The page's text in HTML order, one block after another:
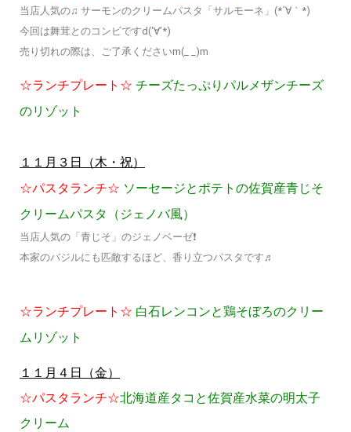
当店人気の♫ サーモンのクリームパスタ「サルモーネ」(*´∀｀*)
今回は舞茸とのコンビですd(‘∀’*)
売り切れの際は、ご了承くださいm(_ _)m
☆ランチプレート☆ チーズたっぷりパルメザンチーズ
のリゾット
１１月３日（木・祝）
☆パスタランチ☆ ソーセージとポテトの佐賀産青じそ
クリームパスタ（ジェノバ風）
当店人気の「青じそ」のジェノベーゼ❗
本家のバジルにも匹敵するほど、香り立つパスタです♬
☆ランチプレート☆ 白石レンコンと鶏そぼろのクリー
ムリゾット
１１月４日（金）
☆パスタランチ☆北海道産タコと佐賀産水菜の明太子
クリーム